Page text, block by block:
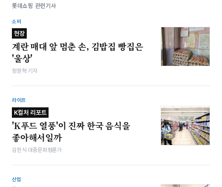
롯데쇼핑 관련기사
소비
현장
계란 매대 앞 멈춘 손, 김밥집 빵집은
'울상'
정원혁 기자
라이프
K컬처 리포트
'K푸드 열풍'이 진짜 한국 음식을
좋아해서일까
김헌식 대중문화평론가
산업